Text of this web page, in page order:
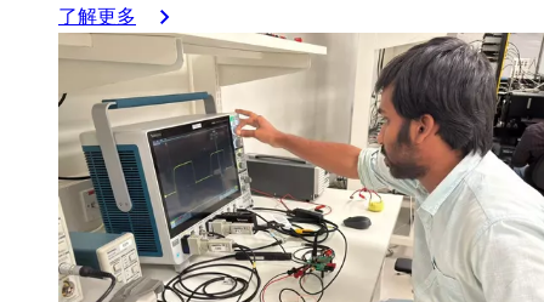
了解更多
GlobalFoundries
与
美
国
商
务
部
签
署